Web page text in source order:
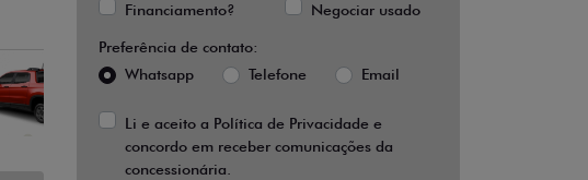
Financiamento? Negociar usado
Preferência de contato:
Whatsapp
Telefone Email
Li e aceito a Política de Privacidade e
concordo em receber comunicações da
concessionária.